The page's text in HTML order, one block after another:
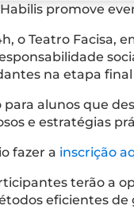
promove
o Teatro Facisa,
na etapa
para alunos que
e estratégias
fazer a inscrição
terão a
eficientes